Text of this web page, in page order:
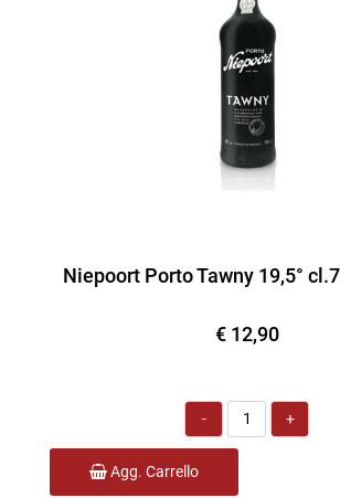
Niepoort Porto Tawny 19,5°
€ 12,90
Quantità
Agg. Carrello